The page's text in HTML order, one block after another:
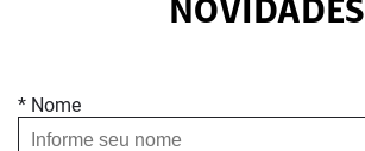
NOVIDADES
* Nome